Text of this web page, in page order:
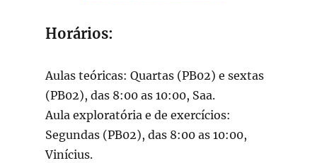
Horários:
Aulas teóricas: Quartas (PB02) e sextas
(PB02), das 8:00 as 10:00, Saa.
Aula exploratória e de exercícios:
Segundas (PB02), das 8:00 as 10:00,
Vinícius.